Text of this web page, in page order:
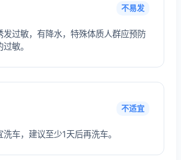
不易发
发过敏，有降水，特殊体质人群应预防
敏。
不适宜
车，建议至少1天后再洗车。